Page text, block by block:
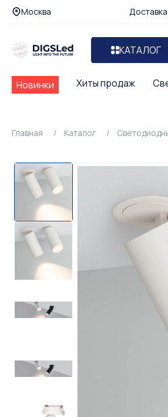
Москва Доставка
КАТАЛОГ
Новинки Хиты продаж
Главная Каталог